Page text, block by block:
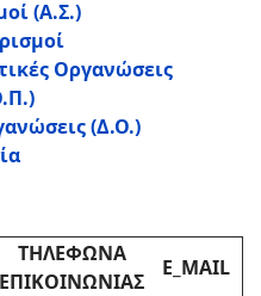
(Α.Σ.)
Οργανώσεις
(Δ.Ο.)
ΤΗΛΕΦΩΝΑ
ΕΠΙΚΟΙΝΩΝΙΑΣ
E_MAIL